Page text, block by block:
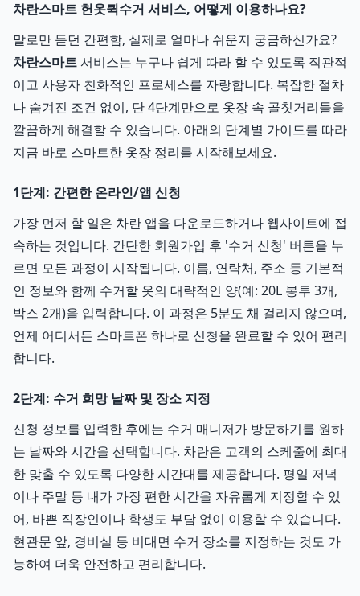
차란스마트 헌옷퀵수거 서비스, 어떻게 이용하나요?
말로만 듣던 간편함, 실제로 얼마나 쉬운지 궁금하신가요?
차란스마트서비스는 누구나 쉽게 따라 할 수 있도록 직관적
이고 사용자 친화적인 프로세스를 자랑합니다. 복잡한 절차
나 숨겨진 조건 없이, 단 4단계만으로 옷장 속 골칫거리들을
깔끔하게 해결할 수 있습니다. 아래의 단계별 가이드를 따라
지금 바로 스마트한 옷장 정리를 시작해보세요.
1단계: 간편한 온라인/앱 신청
가장 먼저 할 일은 차란 앱을 다운로드하거나 웹사이트에 접
속하는 것입니다. 간단한 회원가입 후 '수거 신청' 버튼을 누
르면 모든 과정이 시작됩니다. 이름, 연락처, 주소 등 기본적
인 정보와 함께 수거할 옷의 대략적인 양(예: 20L 봉투 3개,
박스 2개)을 입력합니다. 이 과정은 5분도 채 걸리지 않으며,
언제 어디서든 스마트폰 하나로 신청을 완료할 수 있어 편리
합니다.
2단계: 수거 희망 날짜 및 장소 지정
신청 정보를 입력한 후에는 수거 매니저가 방문하기를 원하
는 날짜와 시간을 선택합니다. 차란은 고객의 스케줄에 최대
한 맞출 수 있도록 다양한 시간대를 제공합니다. 평일 저녁
이나 주말 등 내가 가장 편한 시간을 자유롭게 지정할 수 있
어, 바쁜 직장인이나 학생도 부담 없이 이용할 수 있습니다.
현관문 앞, 경비실 등 비대면 수거 장소를 지정하는 것도 가
능하여 더욱 안전하고 편리합니다.